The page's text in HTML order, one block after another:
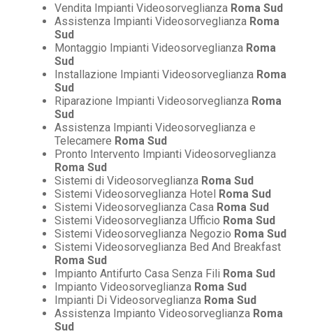
Vendita Impianti Videosorveglianza Roma Sud
Assistenza Impianti Videosorveglianza Roma
Sud
Montaggio Impianti Videosorveglianza Roma
Sud
Installazione Impianti Videosorveglianza Roma
Sud
Riparazione Impianti Videosorveglianza Roma
Sud
Assistenza Impianti Videosorveglianza e
Telecamere Roma Sud
Pronto Intervento Impianti Videosorveglianza
Roma Sud
Sistemi di Videosorveglianza Roma Sud
Sistemi Videosorveglianza Hotel Roma Sud
Sistemi Videosorveglianza Casa Roma Sud
Sistemi Videosorveglianza Ufficio Roma Sud
Sistemi Videosorveglianza Negozio Roma Sud
Sistemi Videosorveglianza Bed And Breakfast
Roma Sud
Impianto Antifurto Casa Senza Fili Roma Sud
Impianto Videosorveglianza Roma Sud
Impianti Di Videosorveglianza Roma Sud
Assistenza Impianto Videosorveglianza Roma
Sud